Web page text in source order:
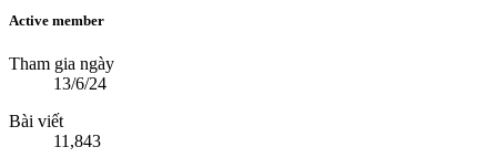
Active member
Tham gia ngày
13/6/24
Bài viết
11,843